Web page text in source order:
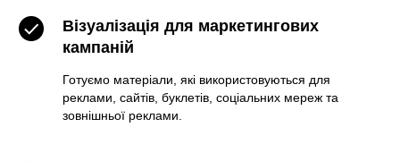
Візуалізація для маркетингових
кампаній
Готуємо матеріали, які використовуються для
реклами, сайтів, буклетів, соціальних мереж та
зовнішньої реклами.